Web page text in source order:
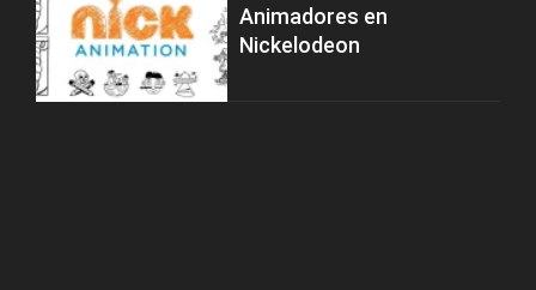
Animadores en
Nickelodeon